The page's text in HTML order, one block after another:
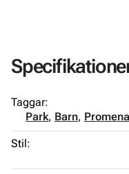
Taggar:
Park, Barn,
Stil: